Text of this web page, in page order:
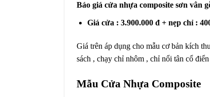
Báo giá cửa nhựa composite sơn vân
Giá cửa : 3.900.000 đ + nẹp chỉ :
Giá trên áp dụng cho mẫu cơ bản kích
sách , chạy chỉ nhôm , chỉ nổi tân cổ
Mẫu Cửa Nhựa Composite